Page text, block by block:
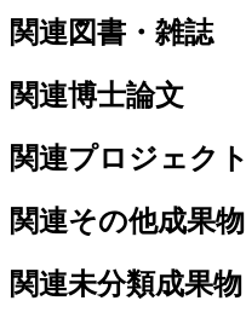
関連図書・雑誌
関連博士論文
関連プロジェクト
関連その他成果物
関連未分類成果物